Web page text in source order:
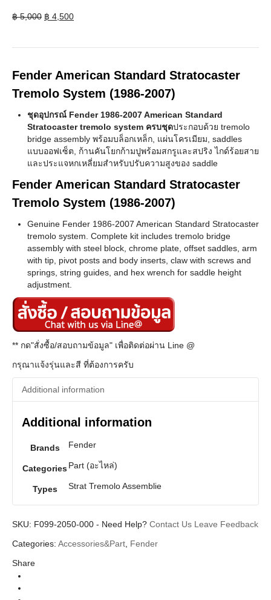
฿5,000 Original
฿ 4,500Current
Fender American Standard Stratocaster
Tremolo System (1986-2007)
ชุดอุปกรณ์ Fender 1986-2007 American Standard
Stratocaster tremolo system ครบชุดประกอบด้วย tremolo
bridge assembly พร้อมบล็อกเหล็ก, แผ่นโครเมียม, saddles
แบบออฟเซ็ต, ก้านคันโยกก้ามปูพร้อมสกรูและสปริง ไกด์ร้อยสาย
และประแจหกเหลี่ยมสำหรับปรับความสูงของ saddle
Fender American Standard Stratocaster
Tremolo System (1986-2007)
Genuine Fender 1986-2007 American Standard Stratocaster
tremolo system. Complete kit includes tremolo bridge
assembly with steel block, chrome plate, offset saddles, arm
with tip, pivot posts and body inserts, claw with screws and
springs, string guides, and hex wrench for saddle height
adjustment.
** กด"สั่งซื้อ/สอบถามข้อมูล" เพื่อติดต่อผ่าน Line @
กรุณาแจ้งรุ่นและสี ที่ต้องการครับ
Additional information
Additional information
Brands Fender
CategoriesPart (อะไหล่)
Types Strat Tremolo Assemblie
SKU: F099-2050-000 - Need Help? Contact Us Leave Feedback
Categories: Accessories&Part, Fender
Share